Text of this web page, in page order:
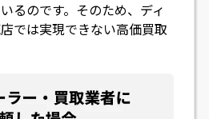
るのです。そのため、ディ
では実現できない高価買取